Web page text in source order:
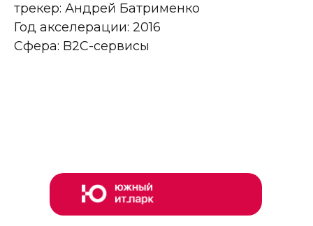
трекер: Андрей Батрименко
Год акселерации: 2016
Сфера: B2C-сервисы